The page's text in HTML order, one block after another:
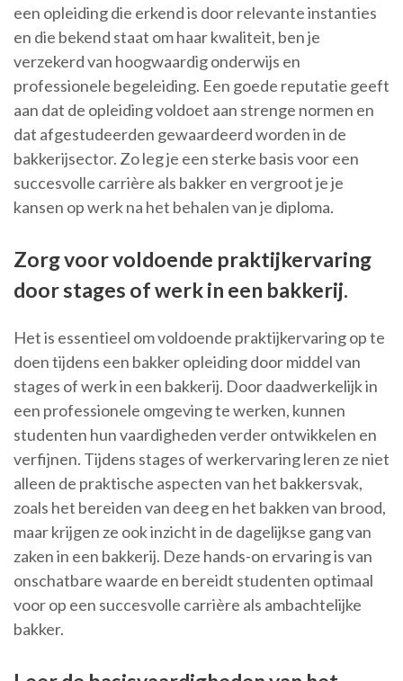
een opleiding die erkend is door relevante instanties
en die bekend staat om haar kwaliteit, ben je
verzekerd van hoogwaardig onderwijs en
professionele begeleiding. Een goede reputatie geeft
aan dat de opleiding voldoet aan strenge normen en
dat afgestudeerden gewaardeerd worden in de
bakkerijsector. Zo leg je een sterke basis voor een
succesvolle carrière als bakker en vergroot je je
kansen op werk na het behalen van je diploma.
Zorg voor voldoende praktijkervaring
door stages of werk in een bakkerij.
Het is essentieel om voldoende praktijkervaring op te
doen tijdens een bakker opleiding door middel van
stages of werk in een bakkerij. Door daadwerkelijk in
een professionele omgeving te werken, kunnen
studenten hun vaardigheden verder ontwikkelen en
verfijnen. Tijdens stages of werkervaring leren ze niet
alleen de praktische aspecten van het bakkersvak,
zoals het bereiden van deeg en het bakken van brood,
maar krijgen ze ook inzicht in de dagelijkse gang van
zaken in een bakkerij. Deze hands-on ervaring is van
onschatbare waarde en bereidt studenten optimaal
voor op een succesvolle carrière als ambachtelijke
bakker.